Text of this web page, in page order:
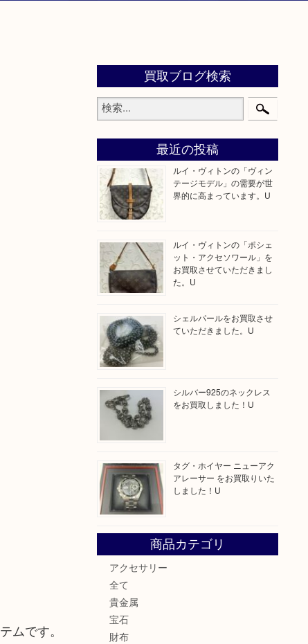
ムです。
買取ブログ検索
最近の投稿
ルイ・ヴィトンの「ヴィン
テージモデル」の需要が世
界的に高まっています。U
ルイ・ヴィトンの「ポシェ
ット・アクセソワール」を
お買取させていただきまし
た。U
シェルパールをお買取させ
ていただきました。U
シルバー925のネックレス
をお買取しました！U
タグ・ホイヤー ニューアク
アレーサー をお買取りいた
しました！U
商品カテゴリ
アクセサリー
全て
貴金属
宝石
財布